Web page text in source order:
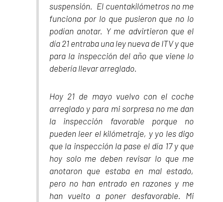
suspensión. El cuentakilómetros no me
funciona por lo que pusieron que no lo
podían anotar. Y me advirtieron que el
día 21 entraba una ley nueva de ITV y que
para la inspección del año que viene lo
debería llevar arreglado.
Hoy 21 de mayo vuelvo con el coche
arreglado y para mi sorpresa no me dan
la inspección favorable porque no
pueden leer el kilómetraje, y yo les digo
que la inspección la pase el día 17 y que
hoy solo me deben revisar lo que me
anotaron que estaba en mal estado,
pero no han entrado en razones y me
han vuelto a poner desfavorable. Mi